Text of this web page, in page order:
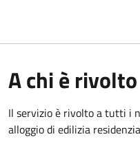
A chi è rivolto
Il servizio è rivolto a tutti i
alloggio di edilizia